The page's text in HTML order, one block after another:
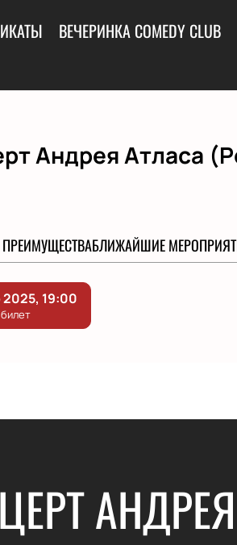
ВЕЧЕРИНКА COMEDY CLUB
Андрея Атласа
БЛИЖАЙШИЕ